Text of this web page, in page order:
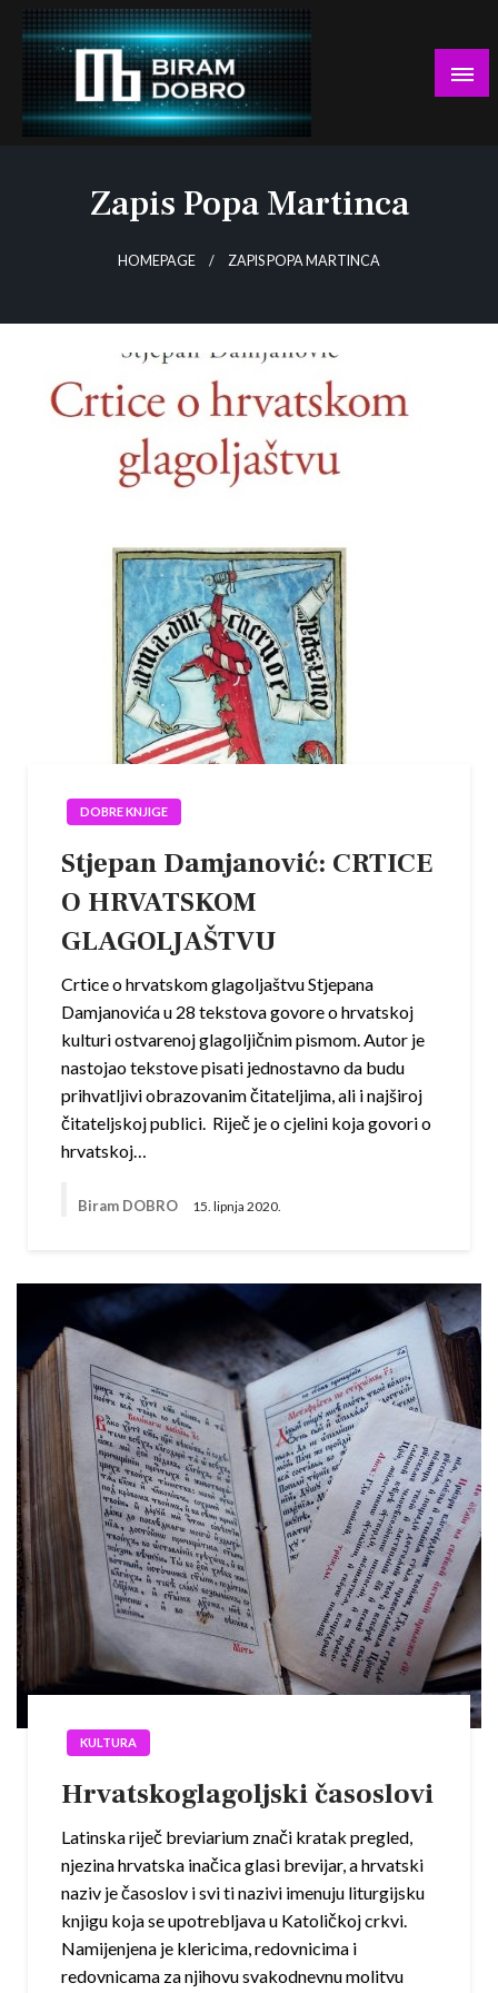
Skip
content
Zapis Popa Martinca
HOMEPAGE ZAPIS POPA MARTINCA
DOBRE KNJIGE
Stjepan Damjanović: CRTICE
O HRVATSKOM
GLAGOLJAŠTVU
Crtice o hrvatskom glagoljaštvu Stjepana
Damjanovića u 28 tekstova govore o hrvatskoj
kulturi ostvarenoj glagoljičnim pismom. Autor je
nastojao tekstove pisati jednostavno da budu
prihvatljivi obrazovanim čitateljima, ali i najširoj
čitateljskoj publici. Riječ je o cjelini koja govori o
hrvatskoj…
Biram DOBRO 15. lipnja 2020.
KULTURA
Hrvatskoglagoljski časoslovi
Latinska riječ breviarium znači kratak pregled,
njezina hrvatska inačica glasi brevijar, a hrvatski
naziv je časoslov i svi ti nazivi imenuju liturgijsku
knjigu koja se upotrebljava u Katoličkoj crkvi.
Namijenjena je klericima, redovnicima i
redovnicama za njihovu svakodnevnu molitvu